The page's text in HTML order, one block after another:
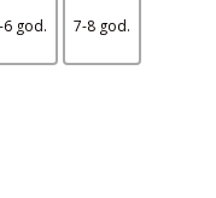
6 god. 7-8 god.